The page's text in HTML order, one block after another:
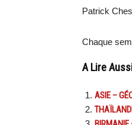
Patrick
Chaque
A Lire
ASIE –